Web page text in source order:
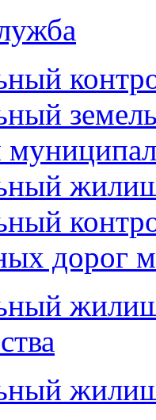
дорог